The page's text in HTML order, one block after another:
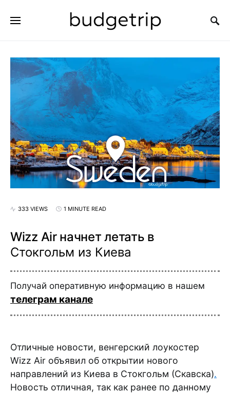
333 VIEWS 1 MINUTE READ
Wizz Air начнет летать в
Стокгольм из Киева
Получай оперативную информацию в нашем
телеграм канале
Отличные новости, венгерский лоукостер
Wizz Air объявил об открытии нового
направлений из Киева в Стокгольм (Скавска).
Новость отличная, так как ранее по данному